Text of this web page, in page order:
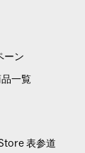
ーン
一覧
表参道